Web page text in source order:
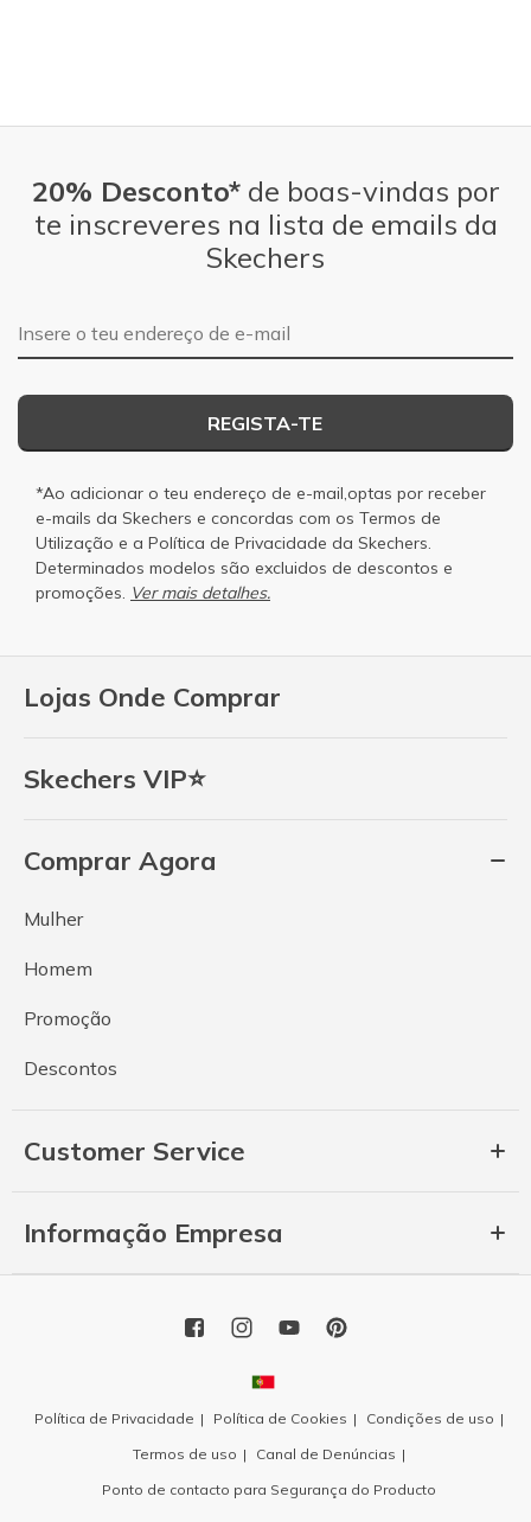
Lojas Onde Comprar
Skechers VIP⭐
Comprar Agora
Mulher
Homem
Promoção
Descontos
Customer Service
Informação Empresa
20% Desconto*de boas-vindas por
te inscreveres na lista de emails da
Skechers
Endereço de e-mail
REGISTA-TE
*Ao adicionar o teu endereço de e-mail,optas por receber
e-mails da Skechers e concordas com os Termos de
Utilização e a Política de Privacidade da Skechers.
Determinados modelos são excluidos de descontos e
promoções. Ver mais detalhes.
Política de Privacidade Política de Cookies
Condições de uso
Termos de uso
Canal de Denúncias
Ponto de contacto para Segurança do Producto